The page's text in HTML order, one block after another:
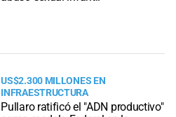
US$2.300 MILLONES EN
INFRAESTRUCTURA
Pullaro ratificó el "ADN productivo"